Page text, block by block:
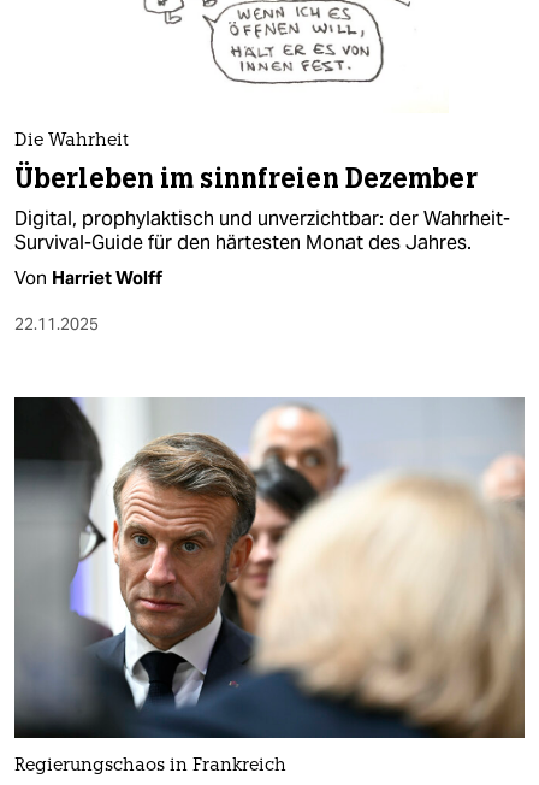
Die Wahrheit
Überleben im sinnfreien Dezember
Digital, prophylaktisch und unverzichtbar: der Wahrheit-
Survival-Guide für den härtesten Monat des Jahres.
Von Harriet Wolff
22.11.2025
Regierungschaos in Frankreich